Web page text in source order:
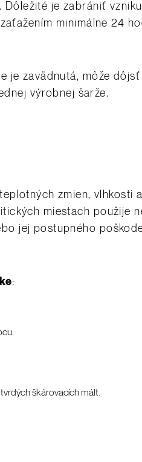
je zabrániť
minimálne 24
je zavädnutá, môže
výrobnej šarže.
zmien,
miestach použije
jej postupného
:
škárovacích mált.